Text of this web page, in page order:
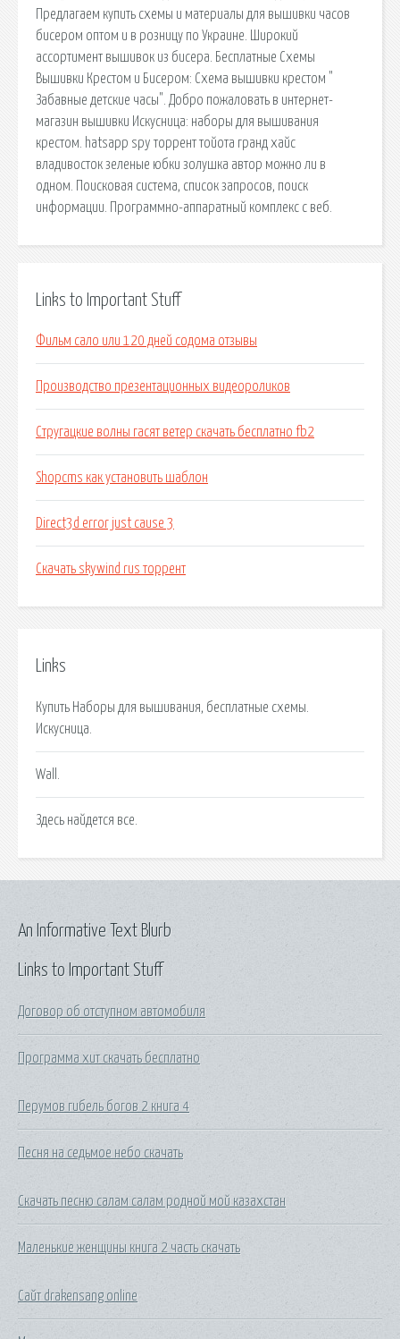
Предлагаем купить схемы и материалы для вышивки часов
бисером оптом и в розницу по Украине. Широкий
ассортимент вышивок из бисера. Бесплатные Схемы
Вышивки Крестом и Бисером: Схема вышивки крестом "
Забавные детские часы". Добро пожаловать в интернет-
магазин вышивки Искусница: наборы для вышивания
крестом. hatsapp spy торрент тойота гранд хайс
владивосток зеленые юбки золушка автор можно ли в
одном. Поисковая сиcтема, список запросов, поиск
информации. Программно-аппаратный комплекс с веб.
Links to Important Stuff
Фильм сало или 120 дней содома отзывы
Производство презентационных видеороликов
Стругацкие волны гасят ветер скачать бесплатно fb2
Shopcms как установить шаблон
Direct3d error just cause 3
Скачать skywind rus торрент
Links
Купить Наборы для вышивания, бесплатные схемы.
Искусница.
Wall.
Здесь найдется все.
Links to Important Stuff
Договор об отступном автомобиля
Программа хит скачать бесплатно
Перумов гибель богов 2 книга 4
Песня на седьмое небо скачать
Скачать песню салам салам родной мой казахстан
Маленькие женщины книга 2 часть скачать
Сайт drakensang online
An Informative Text Blurb